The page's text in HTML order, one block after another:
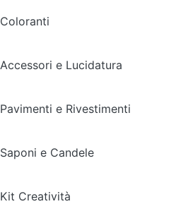
Coloranti
Accessori e Lucidatura
Pavimenti e Rivestimenti
Saponi e Candele
Kit Creatività